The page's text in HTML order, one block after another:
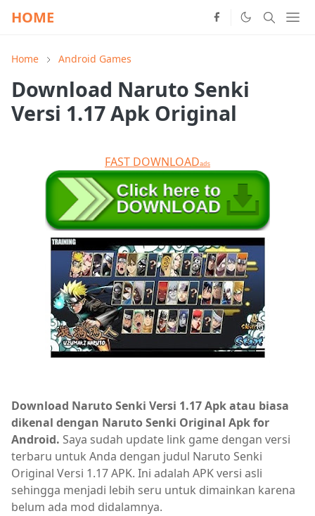
HOME
Home Android Games
Download Naruto Senki
Versi 1.17 Apk Original
FAST DOWNLOADads
Download Naruto Senki Versi 1.17 Apk atau biasa
dikenal dengan Naruto Senki Original Apk for
Android. Saya sudah update link game dengan versi
terbaru untuk Anda dengan judul Naruto Senki
Original Versi 1.17 APK. Ini adalah APK versi asli
sehingga menjadi lebih seru untuk dimainkan karena
belum ada mod didalamnya.